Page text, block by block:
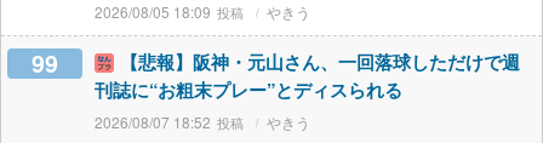
2026/08/05 18:09 やきう
99
【悲報】阪神・元山さん、一回落球しただけで週
刊誌に“お粗末プレー”とディスられる
2026/08/07 18:52 やきう